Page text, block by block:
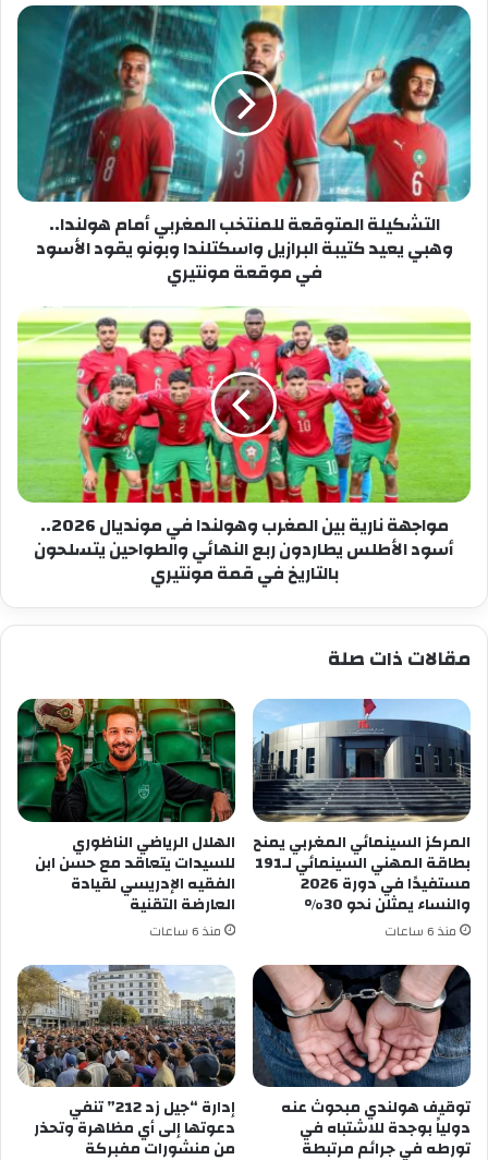
التشكيلة
المتوقعة
للمنتخب
المغربي
أمام
هولندا..
وهبي
يعيد
كتيبة
البرازيل
واسكتلندا
وبونو
الأسود
في
موقعة
مونتيري
التشكيلة المتوقعة للمنتخب المغربي أمام هولندا..
وهبي يعيد كتيبة البرازيل واسكتلندا وبونو يقود الأسود
في موقعة مونتيري
مواجهة
نارية
بين
وهولندا
في
مونديال
أسود
الأطلس
يطاردون
والطواحين
بالتاريخ
قمة
مونتيري
مواجهة نارية بين المغرب وهولندا في مونديال 2026..
أسود الأطلس يطاردون ربع النهائي والطواحين يتسلحون
بالتاريخ في قمة مونتيري
مقالات ذات صلة
المركز السينمائي المغربي يمنح
بطاقة المهني السينمائي لـ191
مستفيدًا في دورة 2026
والنساء يمثلن نحو 30%
منذ 6 ساعات
الهلال الرياضي الناظوري
للسيدات يتعاقد مع حسن ابن
الفقيه الإدريسي لقيادة
العارضة التقنية
منذ 6 ساعات
توقيف هولندي مبحوث عنه
دولياً بوجدة للاشتباه في
تورطه في جرائم مرتبطة
إدارة “جيل زد 212” تنفي
دعوتها إلى أي مظاهرة وتحذر
من منشورات مفبركة